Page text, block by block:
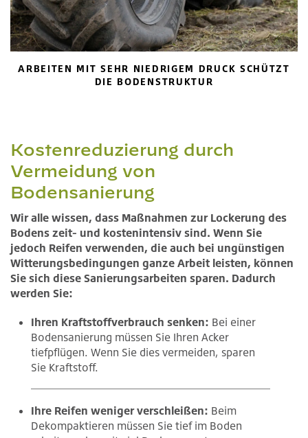
ARBEITEN MIT SEHR NIEDRIGEM DRUCK SCHÜTZT
DIE BODENSTRUKTUR
Kostenreduzierung durch
Vermeidung von
Bodensanierung
Wir alle wissen, dass Maßnahmen zur Lockerung des
Bodens zeit- und kostenintensiv sind. Wenn Sie
jedoch Reifen verwenden, die auch bei ungünstigen
Witterungsbedingungen ganze Arbeit leisten, können
Sie sich diese Sanierungsarbeiten sparen. Dadurch
werden Sie:
Ihren Kraftstoffverbrauch senken: Bei einer
Bodensanierung müssen Sie Ihren Acker
tiefpflügen. Wenn Sie dies vermeiden, sparen
Sie Kraftstoff.
Ihre Reifen weniger verschleißen: Beim
Dekompaktieren müssen Sie tief im Boden